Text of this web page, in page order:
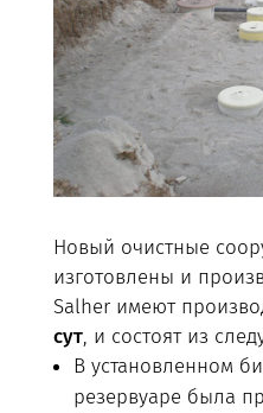
Новый очистные
изготовлены и
Salher имеют
сут, и состоят из
В установленном
резервуаре была